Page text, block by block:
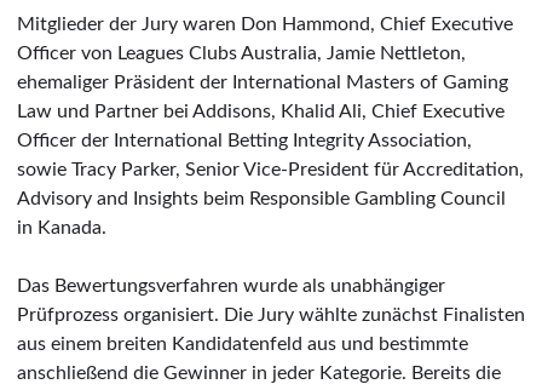
Mitglieder der Jury waren Don Hammond, Chief Executive
Officer von Leagues Clubs Australia, Jamie Nettleton,
ehemaliger Präsident der International Masters of Gaming
Law und Partner bei Addisons, Khalid Ali, Chief Executive
Officer der International Betting Integrity Association,
sowie Tracy Parker, Senior Vice-President für Accreditation,
Advisory and Insights beim Responsible Gambling Council
in Kanada.
Das Bewertungsverfahren wurde als unabhängiger
Prüfprozess organisiert. Die Jury wählte zunächst Finalisten
aus einem breiten Kandidatenfeld aus und bestimmte
anschließend die Gewinner in jeder Kategorie. Bereits die